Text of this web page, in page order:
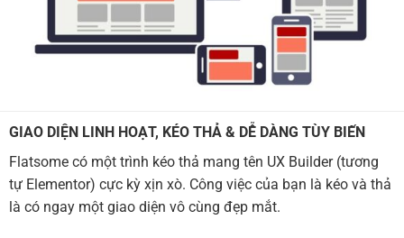
GIAO DIỆN LINH HOẠT, KÉO THẢ & DỄ DÀNG TÙY BIẾN
Flatsome có một trình kéo thả mang tên UX Builder (tương
tự Elementor) cực kỳ xịn xò. Công việc của bạn là kéo và thả
là có ngay một giao diện vô cùng đẹp mắt.